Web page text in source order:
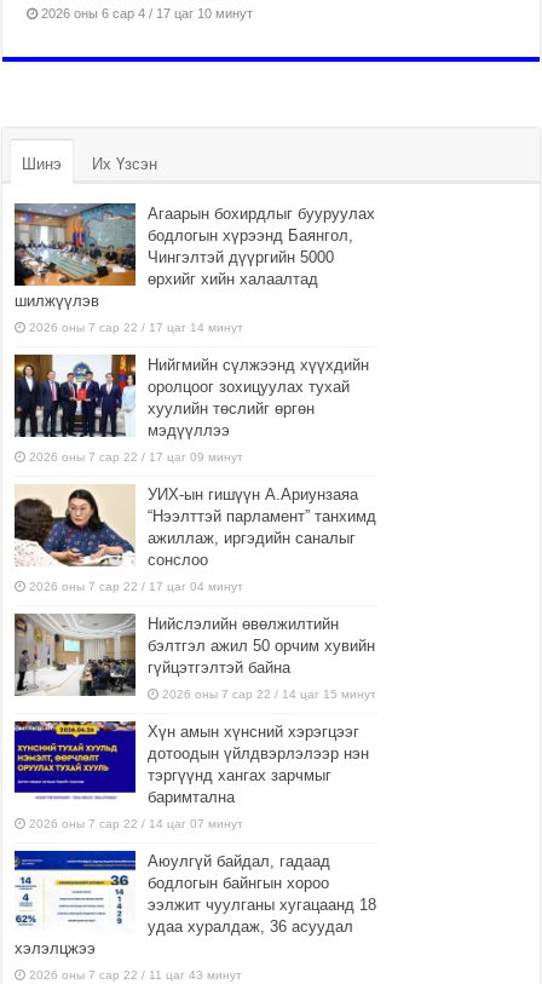
2026 оны 6 сар 4 / 17 цаг 10 минут
Шинэ Их Үзсэн
Агаарын бохирдлыг бууруулах
бодлогын хүрээнд Баянгол,
Чингэлтэй дүүргийн 5000
өрхийг хийн халаалтад
шилжүүлэв
2026 оны 7 сар 22 / 17 цаг 14 минут
Нийгмийн сүлжээнд хүүхдийн
оролцоог зохицуулах тухай
хуулийн төслийг өргөн
мэдүүллээ
2026 оны 7 сар 22 / 17 цаг 09 минут
УИХ-ын гишүүн А.Ариунзаяа
“Нээлттэй парламент” танхимд
ажиллаж, иргэдийн саналыг
сонслоо
2026 оны 7 сар 22 / 17 цаг 04 минут
Нийслэлийн өвөлжилтийн
бэлтгэл ажил 50 орчим хувийн
гүйцэтгэлтэй байна
2026 оны 7 сар 22 / 14 цаг 15 минут
Хүн амын хүнсний хэрэгцээг
дотоодын үйлдвэрлэлээр нэн
тэргүүнд хангах зарчмыг
баримтална
2026 оны 7 сар 22 / 14 цаг 07 минут
Аюулгүй байдал, гадаад
бодлогын байнгын хороо
ээлжит чуулганы хугацаанд 18
удаа хуралдаж, 36 асуудал
хэлэлцжээ
2026 оны 7 сар 22 / 11 цаг 43 минут